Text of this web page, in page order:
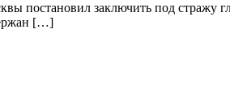
постановил заключить под стражу
[…]